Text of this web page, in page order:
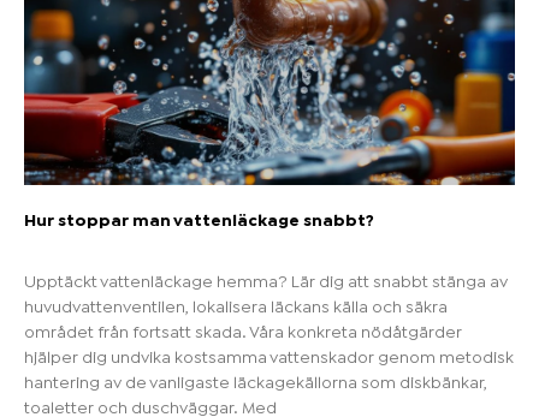
Hur stoppar man vattenläckage snabbt?
Upptäckt vattenläckage hemma? Lär dig att snabbt stänga av
huvudvattenventilen, lokalisera läckans källa och säkra
området från fortsatt skada. Våra konkreta nödåtgärder
hjälper dig undvika kostsamma vattenskador genom metodisk
hantering av de vanligaste läckagekällorna som diskbänkar,
toaletter och duschväggar. Med